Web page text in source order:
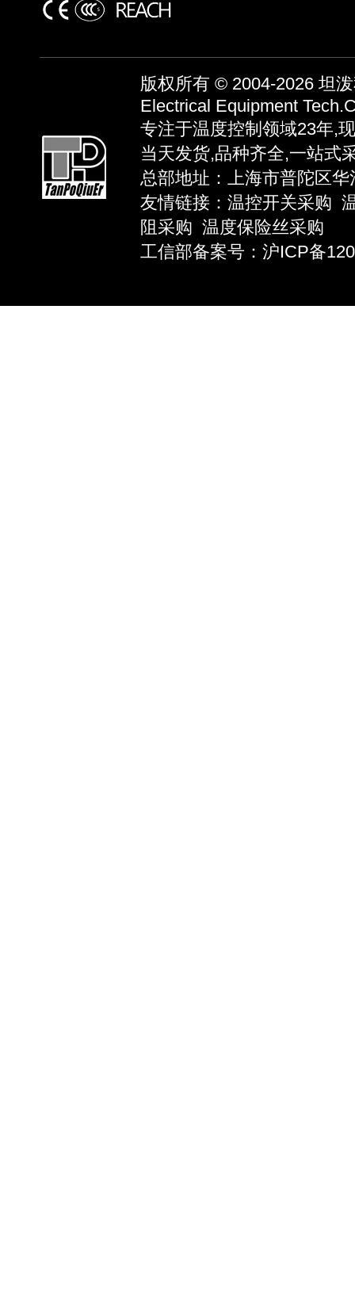
版权所有 © 2004-2026 坦
Electrical Equipment
专注于温度控制领域23年,
当天发货,品种齐全,一站式
总部地址：上海市普陀区
友情链接： 温控开关采购
阻采购 温度保险丝采购
工信部备案号：沪ICP备